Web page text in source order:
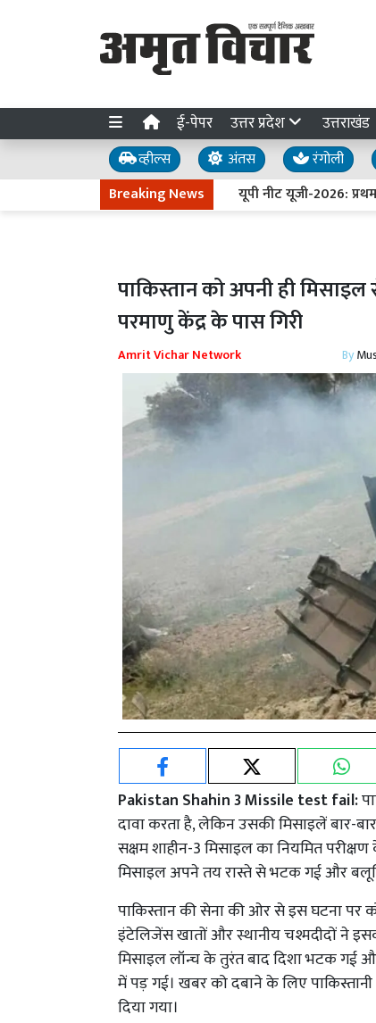
ई-पेपर उत्तर प्रदेश उत्तराखंड
व्हील्स अंतस रंगोली
Breaking Newsयूपी नीट यूजी-2026: प्रथम
पाकिस्तान को अपनी ही
परमाणु केंद्र के पास गिरी
Amrit Vichar Network By
Pakistan Shahin 3 Missile test fail:
दावा करता है, लेकिन उसकी मिसाइलें बार-
सक्षम शाहीन-3 मिसाइल का नियमित
मिसाइल अपने तय रास्ते से भटक गई और
पाकिस्तान की सेना की ओर से इस घटना
इंटेलिजेंस खातों और स्थानीय चश्मदीदों ने
मिसाइल लॉन्च के तुरंत बाद दिशा भटक गई
में पड़ गई। खबर को दबाने के लिए
दिया गया।